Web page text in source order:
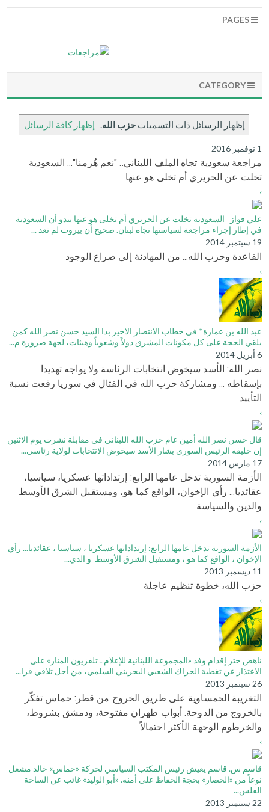
CATEGORY
‏إظهار الرسائل ذات التسميات حزب الله. إظهار كافة الرسائل
1 نوفمبر 2016
مراجعة سعودية تجاه الملف اللبناني.. "نعم هُزمنا"... السعودية
تخلت عن الحريري أم تخلى هو عنها
›
علي فواز السعودية تخلت عن الحريري أم تخلى هو عنها يبدو أن السعودية
في إطار إجراء مراجعة لسياستها تجاه لبنان. صحيح أن بيروت لم تعد ...
19 سبتمبر 2014
القاعدة وحزب الله... من المهادنة إلى صراع الوجود
›
عبد الله بن عمارة* في خطاب الانتصار الاخير بدا السيد حسن نصر الله كمن
يلقي الحجة على كل مكونات المشرق دولاً وشعوباً وهيئات، لجهة ضرورة م...
6 أبريل 2014
نصر الله: الأسد سيخوض انتخابات الرئاسة ولا يواجه تهديدا
بإسقاطه ... ومشاركة حزب الله في القتال في سوريا رفعت نسبة
التأييد
›
قال حسن نصر الله أمين عام حزب الله اللبناني في مقابلة نشرت يوم الاثنين
إن حليفه الرئيس السوري بشار الأسد سيخوض الانتخابات لولاية رئاسي...
17 مارس 2014
الأزمة السورية تدخل عامها الرابع: إرتداداتها عسكريا، سياسيا،
عقائديا... رأي الإخوان، الواقع كما هو، ومستقبل الشرق الأوسط
والدين والسياسة
›
الأزمة السورية تدخل عامها الرابع: إرتداداتها عسكريا ، سياسيا ، عقائديا... رأي
الإخوان ، الواقع كما هو ، ومستقبل الشرق الأوسط و الدي...
11 ديسمبر 2013
حزب الله، خطوة تنظيم عاجلة
›
ناهض حتر إقدام وفد «المجموعة اللبنانية للإعلام ـ تلفزيون المنار» على
الاعتذار عن تغطية الحراك الشعبي البحريني السلمي، من أجل تلافي قرا...
26 سبتمبر 2013
التغريبة الحمساوية على طريق الخروج من قطر: حماس تفكّر
بالخروج من الدوحة. أبواب طهران مفتوحة، ودمشق بشروط،
والخرطوم الوجهة الأكثر احتمالاً
›
قاسم س. قاسم يعيش رئيس المكتب السياسي لحركة «حماس» خالد مشعل
نوعاً من «الحصار» بحجة الحفاظ على أمنه. «أبو الوليد» غائب عن الساحة
الفلس...
22 سبتمبر 2013